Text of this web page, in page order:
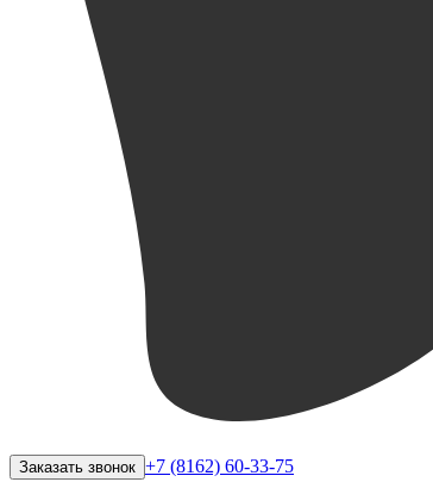
Заказать звонок +7 (8162) 60-33-75